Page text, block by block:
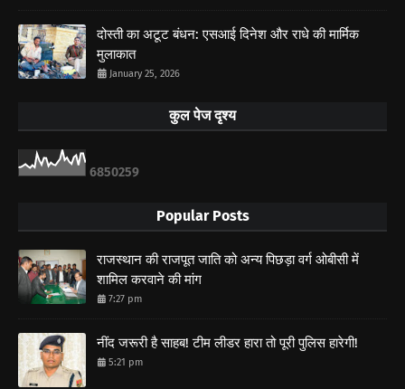
दोस्ती का अटूट बंधन: एसआई दिनेश और राधे की मार्मिक
मुलाकात
January 25, 2026
कुल पेज दृश्य
6850259
Popular Posts
राजस्थान की राजपूत जाति को अन्य पिछड़ा वर्ग ओबीसी में
शामिल करवाने की मांग
7:27 pm
नींद जरूरी है साहब! टीम लीडर हारा तो पूरी पुलिस हारेगी!
5:21 pm